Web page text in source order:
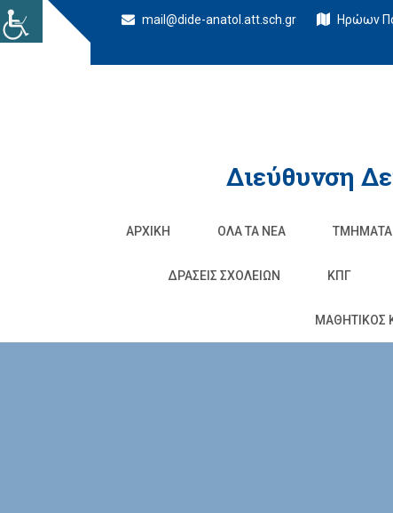
mail@dide-anatol.att.sch.gr Ηρώων
Διεύθυνση
ΑΡΧΙΚΉ ΌΛΑ ΤΑ ΝΈΑ
ΔΡΆΣΕΙΣ ΣΧΟΛΕΊΩΝ ΚΠΓ
ΜΑΘΗΤΙΚΟΣ